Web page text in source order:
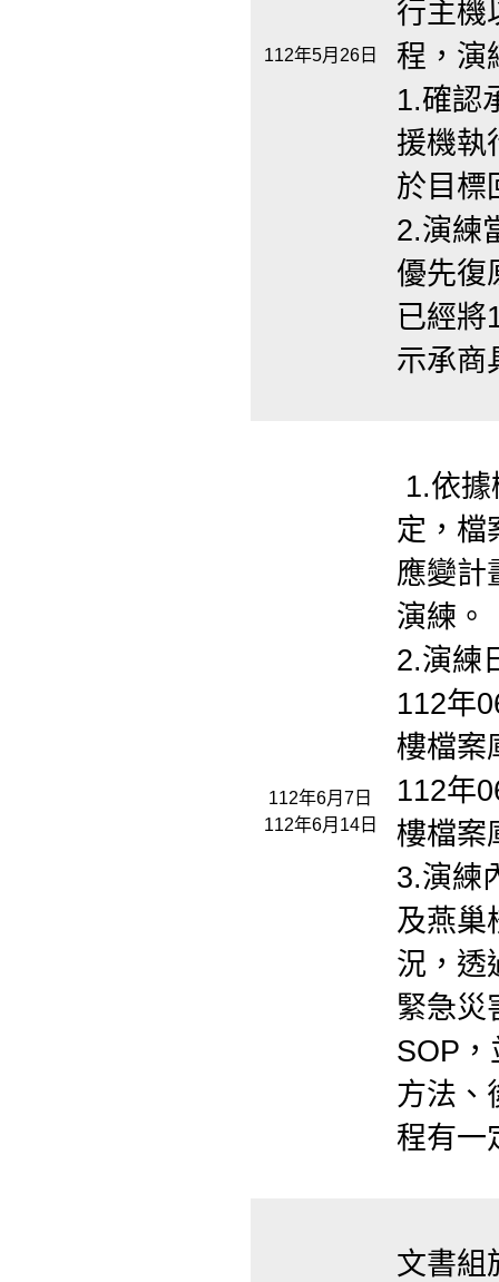
112年5月26日
行主機
程，演
1.確認
援機執
於目標
2.演練
優先復
已經將
示承商
112年6月7日
112年6月14日
1.依
定，檔
應變計
演練。
2.演練
112年
樓檔案
112年
樓檔案
3.演練
及燕巢
況，透
緊急災
SOP，
方法、
程有一
文書組